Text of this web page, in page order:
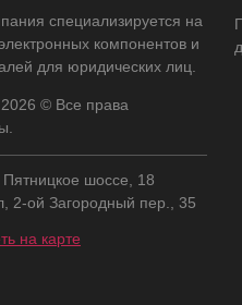
специализируется на
компонентов и
для юридических лиц.
© Все права
Пятницкое шоссе, 18
2-ой Загородный пер., 35
на карте